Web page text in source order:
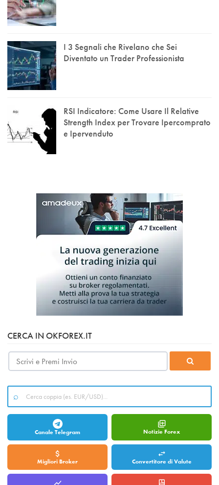
I 3 Segnali che Rivelano che Sei
Diventato un Trader Professionista
RSI Indicatore: Come Usare Il Relative
Strength Index per Trovare Ipercomprato
e Ipervenduto
CERCA IN OKFOREX.IT
Canale Telegram Notizie Forex
Migliori Broker Convertitore di Valute